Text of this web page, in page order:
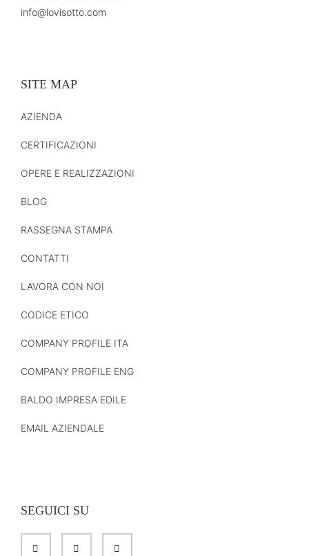
info@lovisotto.com
SITE MAP
AZIENDA
CERTIFICAZIONI
OPERE E REALIZZAZIONI
BLOG
RASSEGNA STAMPA
CONTATTI
LAVORA CON NOI
CODICE ETICO
COMPANY PROFILE ITA
COMPANY PROFILE ENG
BALDO IMPRESA EDILE
EMAIL AZIENDALE
SEGUICI SU